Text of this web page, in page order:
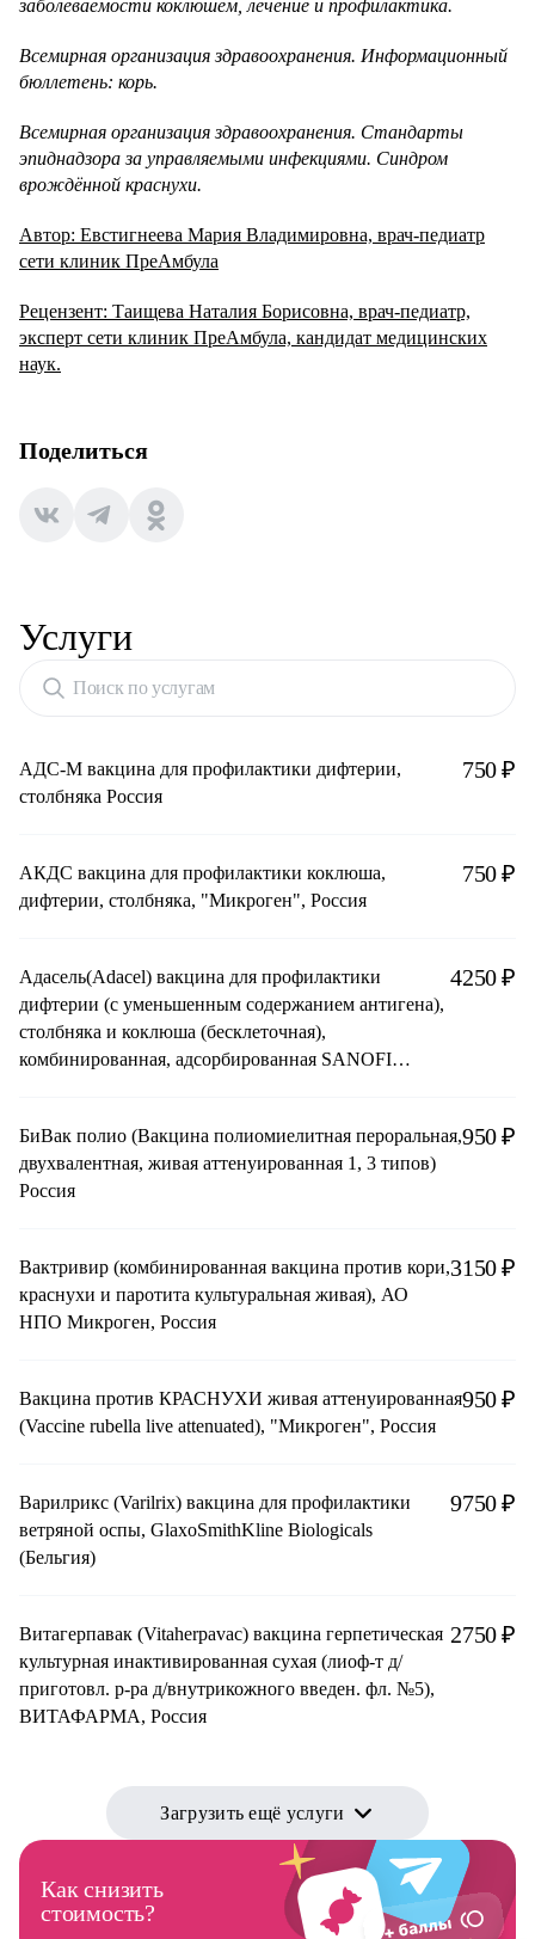
заболеваемости коклюшем, лечение и профилактика.
Всемирная организация здравоохранения. Информационный
бюллетень: корь.
Всемирная организация здравоохранения. Стандарты
эпиднадзора за управляемыми инфекциями. Синдром
врождённой краснухи.
Автор: Евстигнеева Мария Владимировна, врач-педиатр
сети клиник ПреАмбула
Рецензент: Таищева Наталия Борисовна, врач-педиатр,
эксперт сети клиник ПреАмбула, кандидат медицинских
наук.
Поделиться
Услуги
Поиск по услугам
АДС-М вакцина для профилактики дифтерии,
столбняка Россия
750 ₽
АКДС вакцина для профилактики коклюша,
дифтерии, столбняка, "Микроген", Россия
750 ₽
Адасель(Adacel) вакцина для профилактики
дифтерии (с уменьшенным содержанием антигена),
столбняка и коклюша (бесклеточная),
комбинированная, адсорбированная SANOFI
4250 ₽
БиВак полио (Вакцина полиомиелитная пероральная,
двухвалентная, живая аттенуированная 1, 3 типов)
Россия
950 ₽
Вактривир (комбинированная вакцина против кори,
краснухи и паротита культуральная живая), АО
НПО Микроген, Россия
3150 ₽
Вакцина против КРАСНУХИ живая аттенуированная
(Vaccine rubella live attenuated), "Микроген", Россия
950 ₽
Варилрикс (Varilrix) вакцина для профилактики
ветряной оспы, GlaxoSmithKline Biologicals
(Бельгия)
9750 ₽
Витагерпавак (Vitaherpavac) вакцина герпетическая
культурная инактивированная сухая (лиоф-т д/
приготовл. р-ра д/внутрикожного введен. фл. №5),
ВИТАФАРМА, Россия
2750 ₽
Загрузить ещё услуги
Как снизить
стоимость?